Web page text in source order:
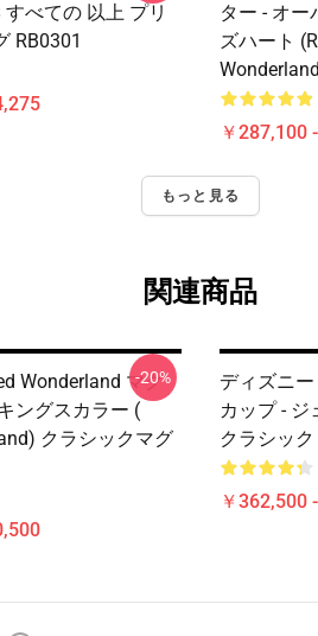
べての 以上 プリ
RB0301
ター - オ
ズハート
￥287,100
もっと見る
関連商品
Wonderland マグ
ングスカラー (
クラシックマグ
-20%
ディズニ
カップ -
クラシッ
￥362,500